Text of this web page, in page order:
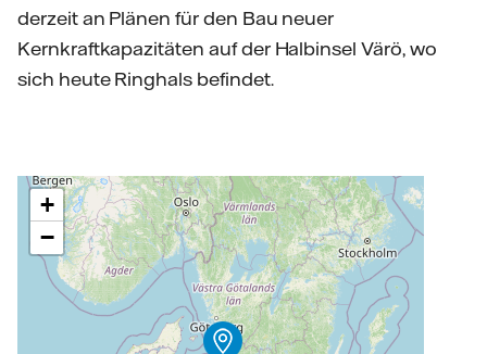
derzeit an Plänen für den Bau neuer
Kernkraftkapazitäten auf der Halbinsel Värö, wo
sich heute Ringhals befindet.
+
−